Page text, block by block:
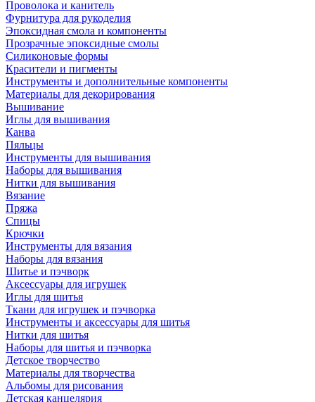
Проволока и канитель
Фурнитура для рукоделия
Эпоксидная смола и компоненты
Прозрачные эпоксидные смолы
Силиконовые формы
Красители и пигменты
Инструменты и дополнительные компоненты
Материалы для декорирования
Вышивание
Иглы для вышивания
Канва
Пяльцы
Инструменты для вышивания
Наборы для вышивания
Нитки для вышивания
Вязание
Пряжа
Спицы
Крючки
Инструменты для вязания
Наборы для вязания
Шитье и пэчворк
Аксессуары для игрушек
Иглы для шитья
Ткани для игрушек и пэчворка
Инструменты и аксессуары для шитья
Нитки для шитья
Наборы для шитья и пэчворка
Детское творчество
Материалы для творчества
Альбомы для рисования
Детская канцелярия